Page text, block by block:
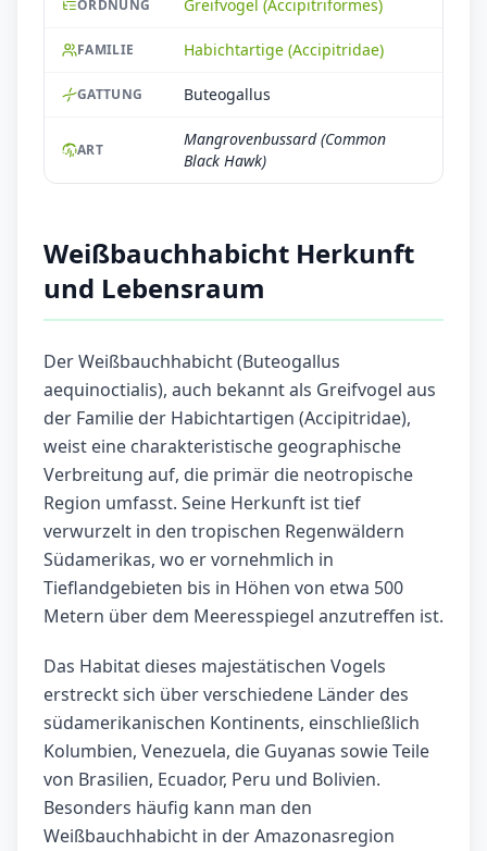
ORDNUNG Greifvögel (Accipitriformes)
FAMILIE Habichtartige (Accipitridae)
GATTUNG Buteogallus
ART
Mangrovenbussard (Common
Black Hawk)
Weißbauchhabicht Herkunft
und Lebensraum
Der Weißbauchhabicht (Buteogallus
aequinoctialis), auch bekannt als Greifvogel aus
der Familie der Habichtartigen (Accipitridae),
weist eine charakteristische geographische
Verbreitung auf, die primär die neotropische
Region umfasst. Seine Herkunft ist tief
verwurzelt in den tropischen Regenwäldern
Südamerikas, wo er vornehmlich in
Tieflandgebieten bis in Höhen von etwa 500
Metern über dem Meeresspiegel anzutreffen ist.
Das Habitat dieses majestätischen Vogels
erstreckt sich über verschiedene Länder des
südamerikanischen Kontinents, einschließlich
Kolumbien, Venezuela, die Guyanas sowie Teile
von Brasilien, Ecuador, Peru und Bolivien.
Besonders häufig kann man den
Weißbauchhabicht in der Amazonasregion